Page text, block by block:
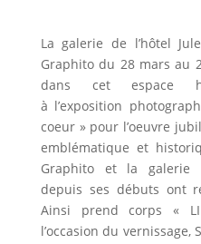
La galerie de l’hôtel
Graphito du 28 mars au
dans cet espace
à l’exposition
coeur » pour l’oeuvre
emblématique et
Graphito et la galerie
depuis ses débuts ont
Ainsi prend corps «
l’occasion du